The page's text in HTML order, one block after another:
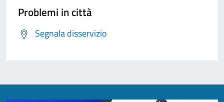
Problemi in città
Segnala disservizio